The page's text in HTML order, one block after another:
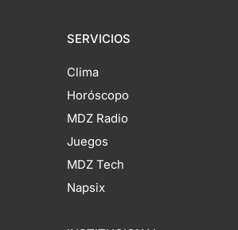
SERVICIOS
Clima
Horóscopo
MDZ Radio
Juegos
MDZ Tech
Napsix